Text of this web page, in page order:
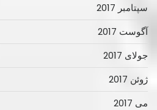
سپتامبر 2017
آگوست 2017
جولای 2017
ژوئن 2017
می 2017